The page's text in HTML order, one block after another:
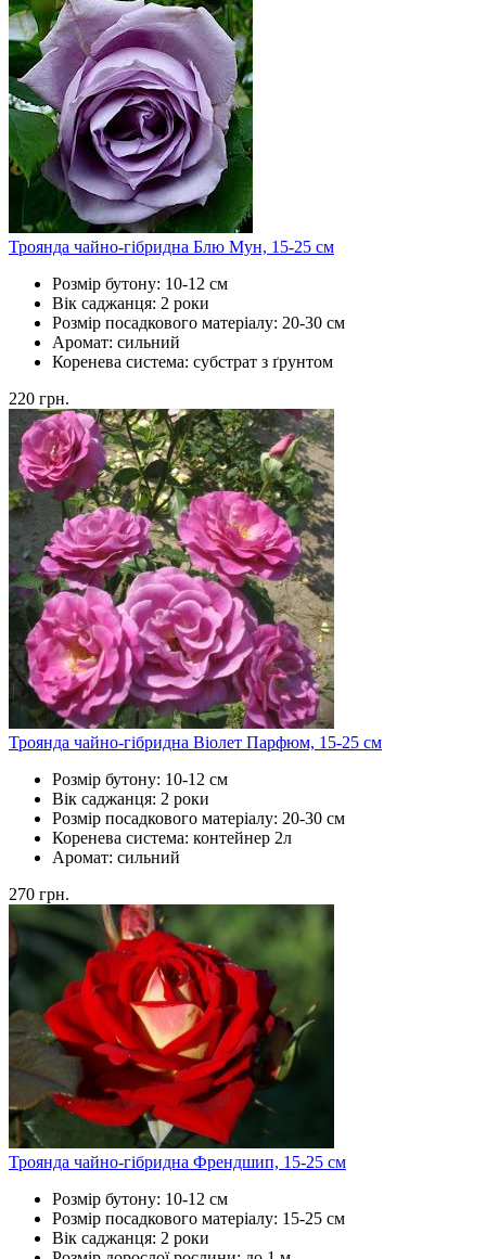
Троянда чайно-гібридна Блю Мун, 15-25 см
Розмір бутону: 10-12 см
Вік саджанця: 2 роки
Розмір посадкового матеріалу: 20-30 см
Аромат: сильний
Коренева система: субстрат з ґрунтом
220 грн.
Троянда чайно-гібридна Віолет Парфюм, 15-25 см
Розмір бутону: 10-12 см
Вік саджанця: 2 роки
Розмір посадкового матеріалу: 20-30 см
Коренева система: контейнер 2л
Аромат: сильний
270 грн.
Троянда чайно-гібридна Френдшип, 15-25 см
Розмір бутону: 10-12 см
Розмір посадкового матеріалу: 15-25 см
Вік саджанця: 2 роки